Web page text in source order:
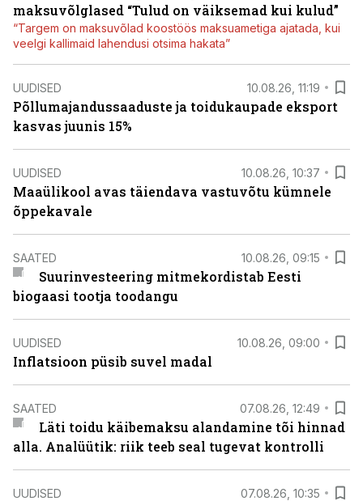
maksuvõlglased “Tulud on väiksemad kui kulud”
“Targem on maksuvõlad koostöös maksuametiga ajatada, kui
veelgi kallimaid lahendusi otsima hakata”
UUDISED 10.08.26, 11:19
Põllumajandussaaduste ja toidukaupade eksport
kasvas juunis 15%
UUDISED 10.08.26, 10:37
Maaülikool avas täiendava vastuvõtu kümnele
õppekavale
SAATED 10.08.26, 09:15
Suurinvesteering mitmekordistab Eesti
biogaasi tootja toodangu
UUDISED 10.08.26, 09:00
Inflatsioon püsib suvel madal
SAATED 07.08.26, 12:49
Läti toidu käibemaksu alandamine tõi hinnad
alla. Analüütik: riik teeb seal tugevat kontrolli
UUDISED 07.08.26, 10:35